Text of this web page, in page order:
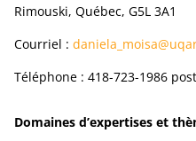
Rimouski, Québec, G5L 3A1
Courriel :
Téléphone : 418-723-1986
Domaines d’expertises et